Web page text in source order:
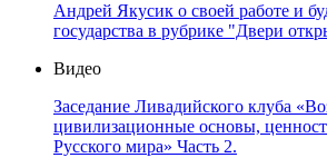
Андрей Якусик о своей работе и
государства в рубрике "Двери
Видео
Заседание Ливадийского клуба
цивилизационные основы,
Русского мира» Часть 2.